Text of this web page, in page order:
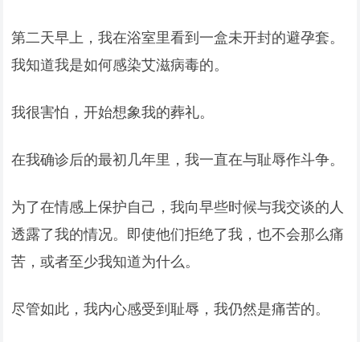
第二天早上，我在浴室里看到一盒未开封的避孕套。
我知道我是如何感染艾滋病毒的。
我很害怕，开始想象我的葬礼。
在我确诊后的最初几年里，我一直在与耻辱作斗争。
为了在情感上保护自己，我向早些时候与我交谈的人
透露了我的情况。即使他们拒绝了我，也不会那么痛
苦，或者至少我知道为什么。
尽管如此，我内心感受到耻辱，我仍然是痛苦的。